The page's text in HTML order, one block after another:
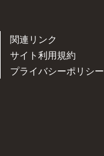
関連リンク
サイト利用規約
プライバシーポリシー